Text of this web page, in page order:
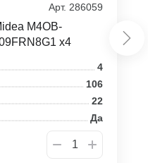
Арт. 286059
M4OB-
x4
4
106
22
Да